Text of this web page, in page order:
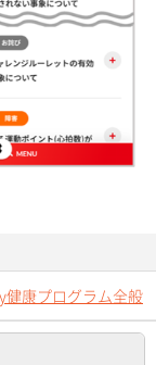
康プログラム全般